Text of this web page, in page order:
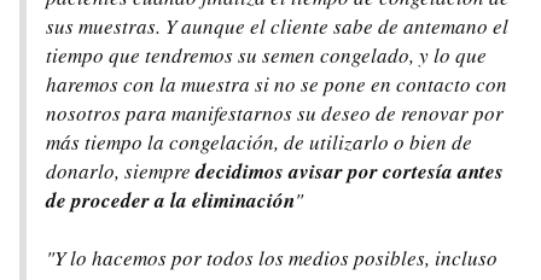
sus muestras. Y aunque el cliente sabe de antemano el
tiempo que tendremos su semen congelado, y lo que
haremos con la muestra si no se pone en contacto con
nosotros para manifestarnos su deseo de renovar por
más tiempo la congelación, de utilizarlo o bien de
donarlo, siempredecidimos avisar por cortesía antes
de proceder a la eliminación"
"Y lo hacemos por todos los medios posibles, incluso